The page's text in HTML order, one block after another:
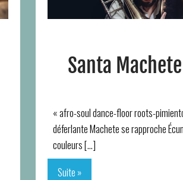
Santa Machete
« afro-soul dance-floor roots-
déferlante Machete se rapproche
couleurs […]
Suite »